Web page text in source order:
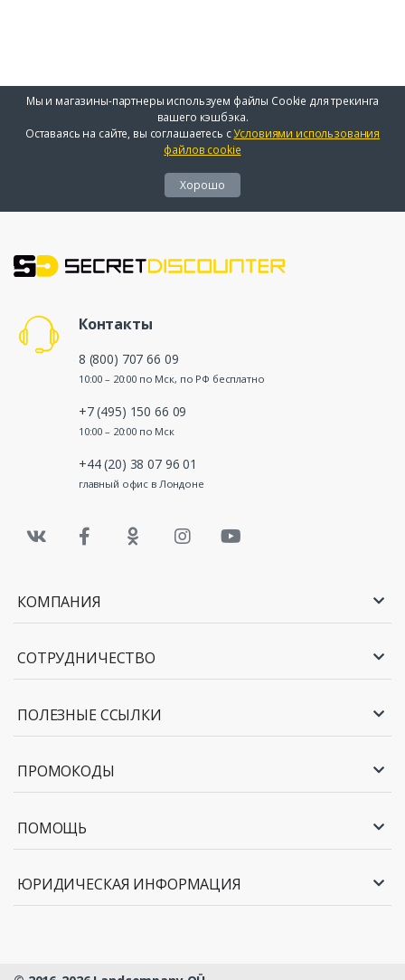
Мы и магазины-партнеры используем файлы Cookie для трекинга
вашего кэшбэка.
Оставаясь на сайте, вы соглашаетесь сУсловиями использования
файлов cookie
Хорошо
Контакты
8 (800) 707 66 09
10:00 – 20:00 по Мск, по РФ бесплатно
+7 (495) 150 66 09
10:00 – 20:00 по Мск
+44 (20) 38 07 96 01
главный офис в Лондоне
КОМПАНИЯ
СОТРУДНИЧЕСТВО
ПОЛЕЗНЫЕ ССЫЛКИ
ПРОМОКОДЫ
ПОМОЩЬ
ЮРИДИЧЕСКАЯ ИНФОРМАЦИЯ